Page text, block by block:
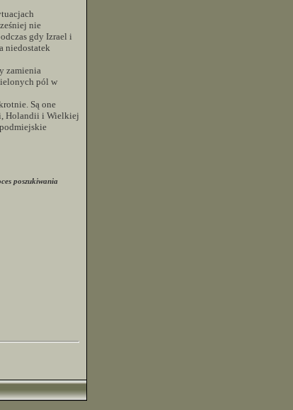
nie
gdy Izrael i
niedostatek
zamienia
pól w
Są one
Holandii i Wielkiej
poszukiwania